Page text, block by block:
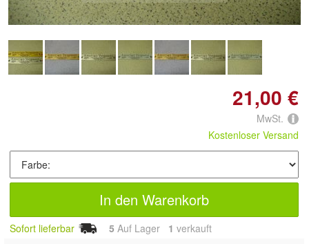
21,00 €
MwSt.
Kostenloser Versand
In den Warenkorb
Sofort lieferbar 5 Auf Lager 1 verkauft